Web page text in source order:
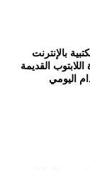
بالإنترنت
اليومي